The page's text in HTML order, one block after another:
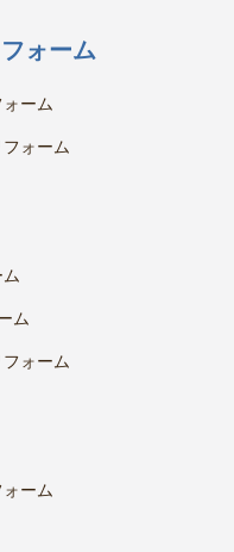
ォーム
ーム
ォーム
ム
ォーム
ーム